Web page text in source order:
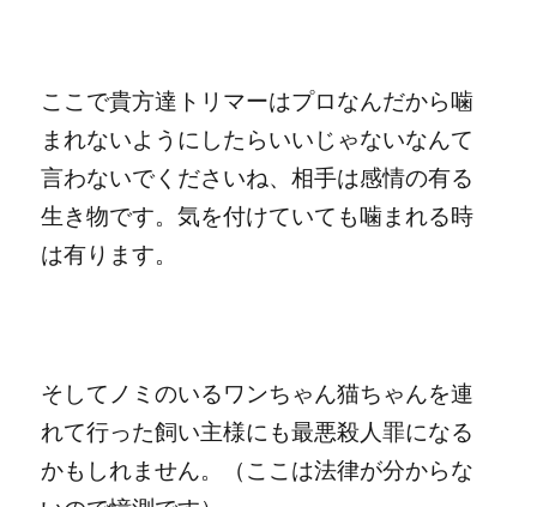
ここで貴方達トリマーはプロなんだから噛
まれないようにしたらいいじゃないなんて
言わないでくださいね、相手は感情の有る
生き物です。気を付けていても噛まれる時
は有ります。
そしてノミのいるワンちゃん猫ちゃんを連
れて行った飼い主様にも最悪殺人罪になる
かもしれません。（ここは法律が分からな